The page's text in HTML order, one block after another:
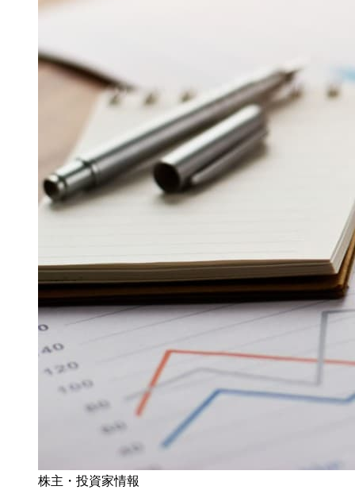
株主・投資家情報